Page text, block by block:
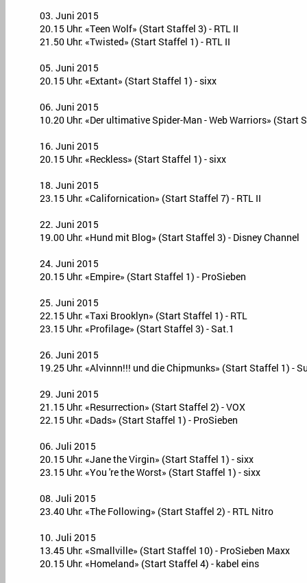
03. Juni 2015
20.15 Uhr: «Teen Wolf» (Start Staffel 3) - RTL II
21.50 Uhr: «Twisted» (Start Staffel 1) - RTL II
05. Juni 2015
20.15 Uhr: «Extant» (Start Staffel 1) - sixx
06. Juni 2015
10.20 Uhr: «Der ultimative Spider-Man - Web Warriors» (Start
16. Juni 2015
20.15 Uhr: «Reckless» (Start Staffel 1) - sixx
18. Juni 2015
23.15 Uhr: «Californication» (Start Staffel 7) - RTL II
22. Juni 2015
19.00 Uhr: «Hund mit Blog» (Start Staffel 3) - Disney Channel
24. Juni 2015
20.15 Uhr: «Empire» (Start Staffel 1) - ProSieben
25. Juni 2015
22.15 Uhr: «Taxi Brooklyn» (Start Staffel 1) - RTL
23.15 Uhr: «Profilage» (Start Staffel 3) - Sat.1
26. Juni 2015
19.25 Uhr: «Alvinnn!!! und die Chipmunks» (Start Staffel 1) -
29. Juni 2015
21.15 Uhr: «Resurrection» (Start Staffel 2) - VOX
22.15 Uhr: «Dads» (Start Staffel 1) - ProSieben
06. Juli 2015
20.15 Uhr: «Jane the Virgin» (Start Staffel 1) - sixx
23.15 Uhr: «You 're the Worst» (Start Staffel 1) - sixx
08. Juli 2015
23.40 Uhr: «The Following» (Start Staffel 2) - RTL Nitro
10. Juli 2015
13.45 Uhr: «Smallville» (Start Staffel 10) - ProSieben Maxx
20.15 Uhr: «Homeland» (Start Staffel 4) - kabel eins